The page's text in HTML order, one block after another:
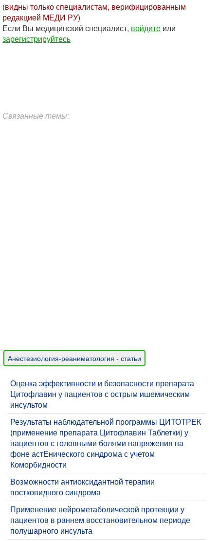
(видны только специалистам, верифицированным
редакцией МЕДИ РУ)
Если Вы медицинский специалист, войдите или
зарегистрируйтесь
Связанные темы:
Анестезиология-реаниматология - статьи
Оценка эффективности и безопасности препарата
Цитофлавин у пациентов с острым ишемическим
инсультом
Результаты наблюдательной программы ЦИТОТРЕК
(применение препарата Цитофлавин Таблетки) у
пациентов с головными болями напряжения на
фоне астЕнического синдрома с учетом
Коморбидности
Возможности антиоксидантной терапии
постковидного синдрома
Применение нейрометаболической протекции у
пациентов в раннем восстановительном периоде
полушарного инсульта